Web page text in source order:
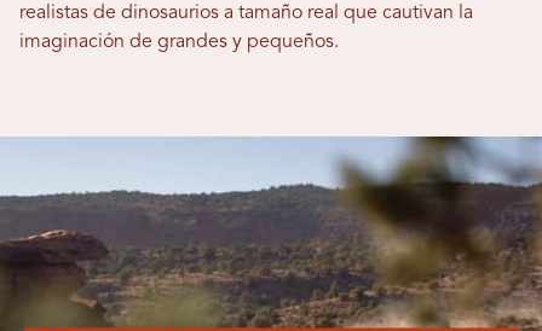
realistas de dinosaurios a tamaño real que cautivan la
imaginación de grandes y pequeños.